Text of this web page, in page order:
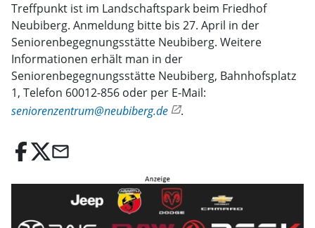
Treffpunkt ist im Landschaftspark beim Friedhof
Neubiberg. Anmeldung bitte bis 27. April in der
Seniorenbegegnungsstätte Neubiberg. Weitere
Informationen erhält man in der
Seniorenbegegnungsstätte Neubiberg, Bahnhofsplatz
1, Telefon 60012-856 oder per E-Mail:
seniorenzentrum@neubiberg.de
.
email